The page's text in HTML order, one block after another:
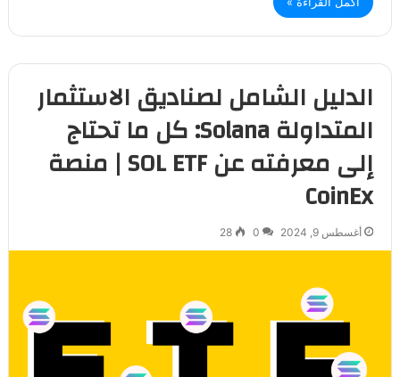
الدليل الشامل لصناديق الاستثمار
المتداولة Solana: كل ما تحتاج
إلى معرفته عن SOL ETF | منصة
CoinEx
أغسطس 9, 2024 0
28